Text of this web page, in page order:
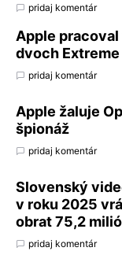
pridaj komentár
Apple
dvoch
pridaj komentár
Apple žaluje
špionáž
pridaj komentár
Slovenský
v roku 2025
obrat 75,2
pridaj komentár